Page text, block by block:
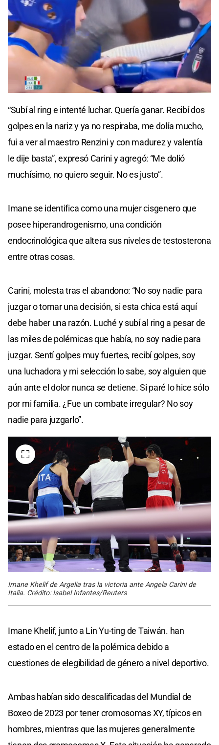
seconds
of
seconds
“Subí al ring e intenté luchar. Quería ganar. Recibí dos
golpes en la nariz y ya no respiraba, me dolía mucho,
fui a ver al maestro Renzini y con madurez y valentía
le dije basta”, expresó Carini y agregó: “Me dolió
muchísimo, no quiero seguir. No es justo”.
Imane se identifica como una mujer cisgenero que
posee hiperandrogenismo, una condición
endocrinológica que altera sus niveles de testosterona
entre otras cosas.
Carini, molesta tras el abandono: “No soy nadie para
juzgar o tomar una decisión, si esta chica está aquí
debe haber una razón. Luché y subí al ring a pesar de
las miles de polémicas que había, no soy nadie para
juzgar. Sentí golpes muy fuertes, recibí golpes, soy
una luchadora y mi selección lo sabe, soy alguien que
aún ante el dolor nunca se detiene. Si paré lo hice sólo
por mi familia. ¿Fue un combate irregular? No soy
nadie para juzgarlo”.
Imane Khelif de Argelia tras la victoria ante Angela Carini de
Italia. Crédito: Isabel Infantes/Reuters
Imane Khelif, junto a Lin Yu-ting de Taiwán. han
estado en el centro de la polémica debido a
cuestiones de elegibilidad de género a nivel deportivo.
Ambas habían sido descalificadas del Mundial de
Boxeo de 2023 por tener cromosomas XY, típicos en
hombres, mientras que las mujeres generalmente